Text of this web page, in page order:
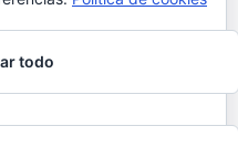
todo